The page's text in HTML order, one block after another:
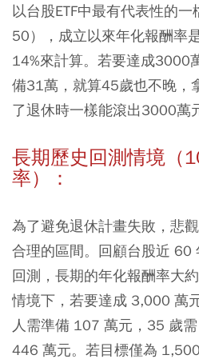
以台股ETF中最有代表性的一
50），成立以來年化報酬率
14%來計算。若要達成3000
備31萬，就算45歲也不晚，
了退休時一樣能滾出3000萬
長期歷史回測情境（
率）：
為了避免退休計畫失敗，悲
合理的區間。回顧台股近 60
回測，長期的年化報酬率大
情境下，若要達成 3,000 萬
人需準備 107 萬元，35 歲
446 萬元。若目標僅為